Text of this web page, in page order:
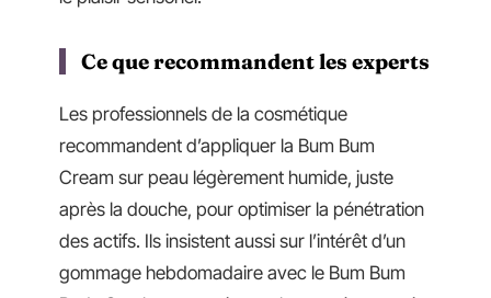
Ce que recommandent les experts
Les professionnels de la cosmétique
recommandent d’appliquer la Bum Bum
Cream sur peau légèrement humide, juste
après la douche, pour optimiser la pénétration
des actifs. Ils insistent aussi sur l’intérêt d’un
gommage hebdomadaire avec le Bum Bum